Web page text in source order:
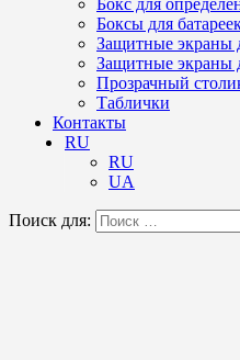
Бокс для
Боксы для
Защитные экраны
Защитные экраны
Прозрачный
Таблички
Контакты
RU
RU
UA
Поиск для: